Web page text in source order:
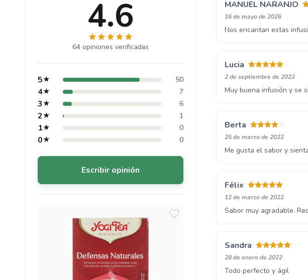
4.6
64 opiniones verificadas
5★ 50
4★ 7
3★ 6
2★ 1
1★ 0
0★ 0
Escribir opinión
MANUEL NARANJO
16 de mayo de 2026
Nos encantan estas
Lucia
2 de septiembre de 2022
Muy buena infusión y se
Berta
25 de marzo de 2022
Me gusta el sabor y
Félix
12 de marzo de 2022
Sabor muy agradable.
Sandra
28 de enero de 2022
Todo perfecto y ágil